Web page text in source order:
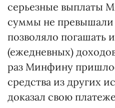
серьезные выплаты
суммы не превышали
позволяло погашать
(ежедневных)
раз Минфину
средства из других
доказал свою